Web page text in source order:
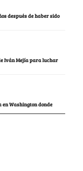
después de haber sido
Iván Mejía para luchar
en Washington donde